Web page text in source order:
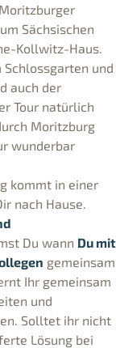
Sächsischen
Kollwitz-Haus.
und
auch der
Tour natürlich
Moritzburg
wunderbar
kommt in einer
nach Hause.
Du wann Du mit
gemeinsam
Ihr gemeinsam
und
Solltet ihr nicht
Lösung bei